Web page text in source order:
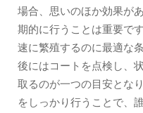
場合、思いのほか効果が
期的に行うことは重要で
速に繁殖するのに最適な
後にはコートを点検し、
取るのが一つの目安とな
をしっかり行うことで、